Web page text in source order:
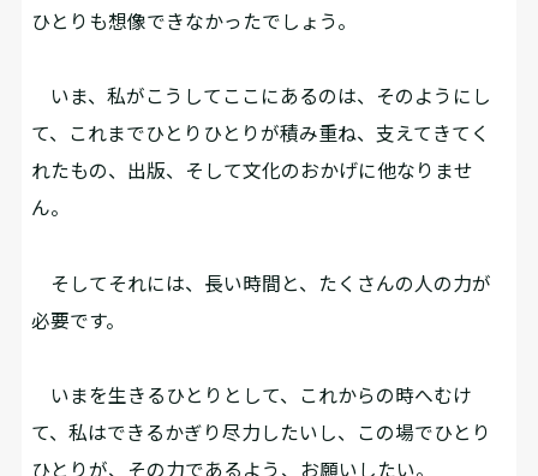
ひとりも想像できなかったでしょう。
いま、私がこうしてここにあるのは、そのようにし
て、これまでひとりひとりが積み重ね、支えてきてく
れたもの、出版、そして文化のおかげに他なりませ
ん。
そしてそれには、長い時間と、たくさんの人の力が
必要です。
いまを生きるひとりとして、これからの時へむけ
て、私はできるかぎり尽力したいし、この場でひとり
ひとりが、その力であるよう、お願いしたい。